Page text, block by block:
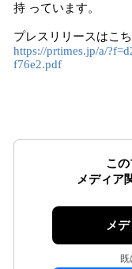
持 っています。
プレスリリースはこ
https://prtimes.jp/a/
f76e2.pdf
この
メディア
メ
既